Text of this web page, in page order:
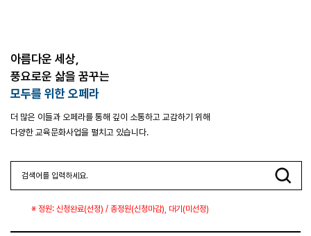
아름다운 세상,
풍요로운 삶을 꿈꾸는
모두를 위한 오페라
더 많은 이들과 오페라를 통해 깊이 소통하고 교감하기 위해
다양한 교육문화사업을 펼치고 있습니다.
※ 정원: 신청완료(선정) / 총정원(신청마감), 대기(미선정)